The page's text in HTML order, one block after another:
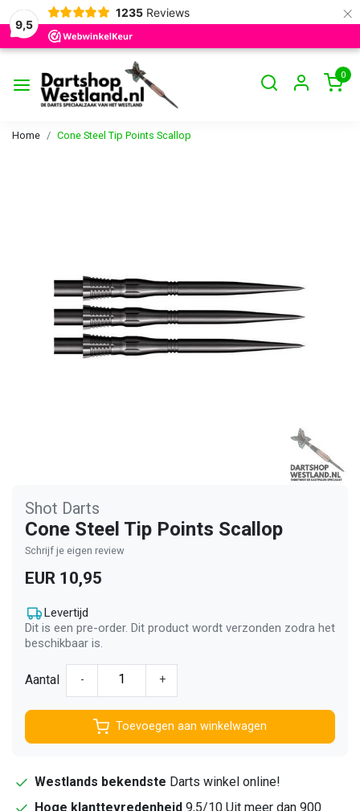
9,5
1235 Reviews ×
0
Home Cone Steel Tip Points Scallop
Shot Darts
Cone Steel Tip Points Scallop
Schrijf je eigen review
EUR 10,95
Levertijd
Dit is een pre-order. Dit product wordt verzonden zodra het
beschikbaar is.
Aantal - +
Toevoegen aan winkelwagen
Westlands bekendste Darts winkel online!
Hoge klanttevredenheid 9,5/10 Uit meer dan 900